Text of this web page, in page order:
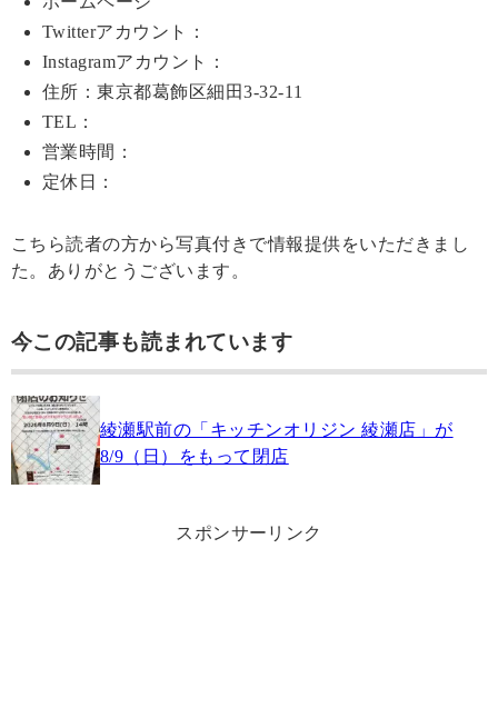
Twitterアカウント：
Instagramアカウント：
住所：東京都葛飾区細田3-32-11
TEL：
営業時間：
定休日：
こちら読者の方から写真付きで情報提供をいただきまし
た。ありがとうございます。
今この記事も読まれています
綾瀬駅前の「キッチンオリジン 綾瀬店」が
8/9（日）をもって閉店
スポンサーリンク